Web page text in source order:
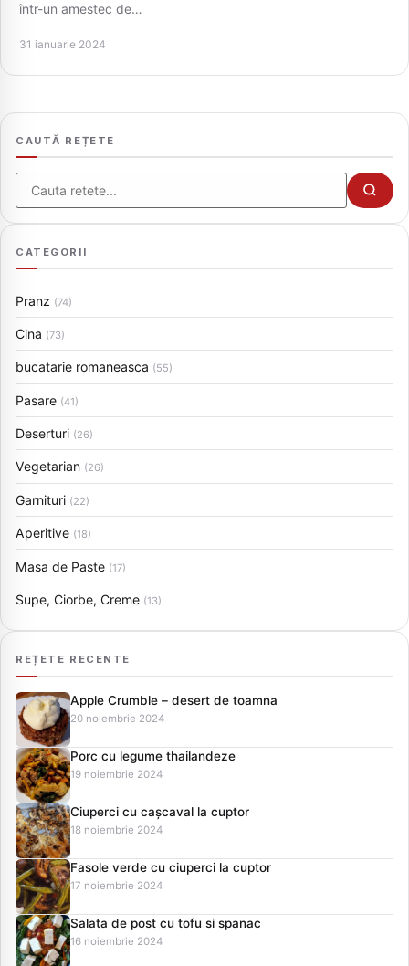
într-un amestec de…
31 ianuarie 2024
CAUTĂ REȚETE
Cauta
CATEGORII
Pranz (74)
Cina (73)
bucatarie romaneasca (55)
Pasare (41)
Deserturi (26)
Vegetarian (26)
Garnituri (22)
Aperitive (18)
Masa de Paste (17)
Supe, Ciorbe, Creme (13)
REȚETE RECENTE
Apple Crumble – desert de toamna
20 noiembrie 2024
Porc cu legume thailandeze
19 noiembrie 2024
Ciuperci cu cașcaval la cuptor
18 noiembrie 2024
Fasole verde cu ciuperci la cuptor
17 noiembrie 2024
Salata de post cu tofu si spanac
16 noiembrie 2024